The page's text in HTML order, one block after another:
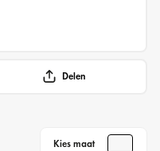
Delen
Kies maat